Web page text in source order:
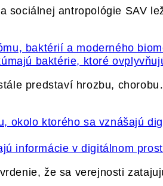
sociálnej antropológie SAV
baktérie, ktoré
predstaví hrozbu,
informácie v digitálnom
že sa verejnosti